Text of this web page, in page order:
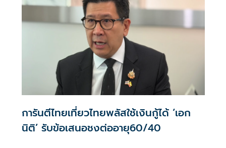
การันตีไทยเที่ยวไทยพลัสใช้เงินกู้ได้ ‘เอก
นิติ’ รับข้อเสนอชงต่ออายุ60/40